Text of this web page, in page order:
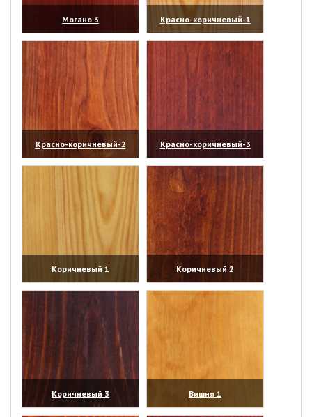
Могано 3
(увеличить)
Красно-коричневый-1
(увеличить)
Красно-коричневый-2
(увеличить)
Красно-коричневый-3
(увеличить)
Коричневый 1
(увеличить)
Коричневый 2
(увеличить)
Коричневый 3
(увеличить)
Вишня 1
(увеличить)